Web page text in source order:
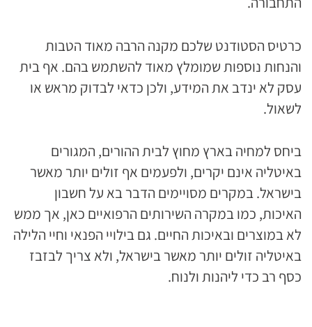
כרטיס הסטודנט שלכם מקנה הרבה מאוד הטבות
והנחות נוספות שמומלץ מאוד להשתמש בהם. אף בית
עסק לא ינדב את המידע, ולכן כדאי לבדוק מראש או
לשאול.
ביחס למחיה בארץ מחוץ לבית ההורים, המגורים
באיטליה אינם יקרים, ולפעמים אף זולים יותר מאשר
בישראל. במקרים מסויימים הדבר בא על חשבון
האיכות, כמו במקרה השירותים הרפואיים כאן, אך ממש
לא במוצרים ובאיכות החיים. גם בילויי הפנאי וחיי הלילה
באיטליה זולים יותר מאשר בישראל, ולא צריך לבזבז
כסף רב כדי ליהנות ולנוח.